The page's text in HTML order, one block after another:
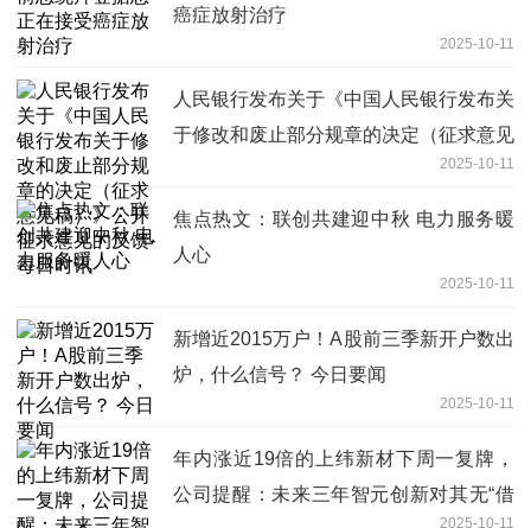
癌症放射治疗
2025-10-11
人民银行发布关于《中国人民银行发布关
于修改和废止部分规章的决定（征求意见
稿）》公开征求意见的反馈-每日时讯
2025-10-11
焦点热文：联创共建迎中秋 电力服务暖
人心
2025-10-11
新增近2015万户！A股前三季新开户数出
炉，什么信号？ 今日要闻
2025-10-11
年内涨近19倍的上纬新材下周一复牌，
公司提醒：未来三年智元创新对其无“借
2025-10-11